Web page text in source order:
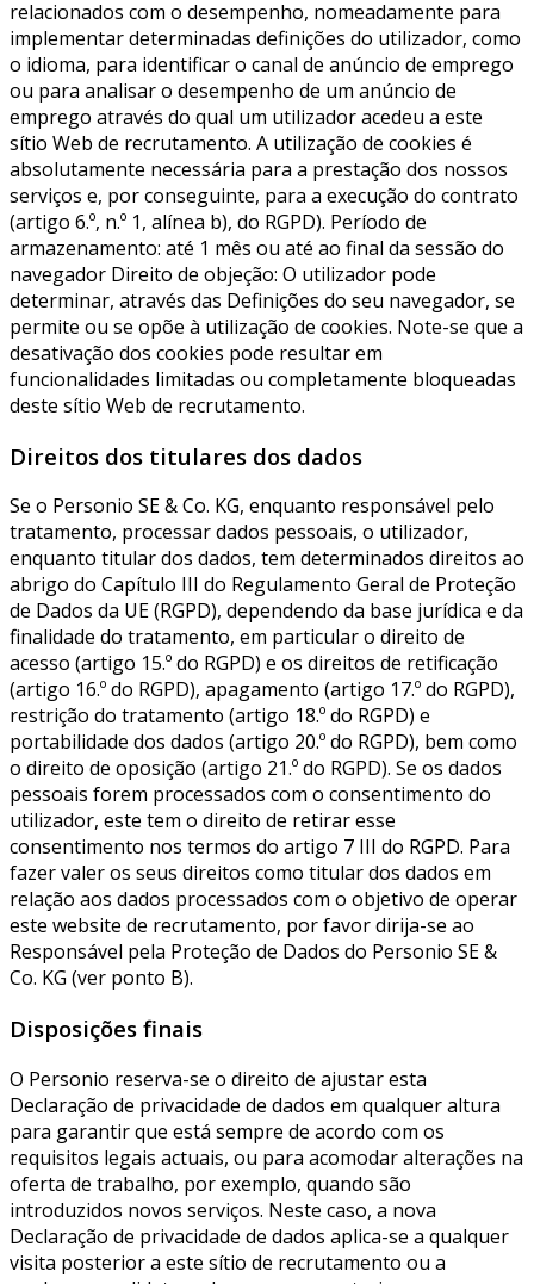
relacionados com o desempenho, nomeadamente para
implementar determinadas definições do utilizador, como
o idioma, para identificar o canal de anúncio de emprego
ou para analisar o desempenho de um anúncio de
emprego através do qual um utilizador acedeu a este
sítio Web de recrutamento. A utilização de cookies é
absolutamente necessária para a prestação dos nossos
serviços e, por conseguinte, para a execução do contrato
(artigo 6.º, n.º 1, alínea b), do RGPD). Período de
armazenamento: até 1 mês ou até ao final da sessão do
navegador Direito de objeção: O utilizador pode
determinar, através das Definições do seu navegador, se
permite ou se opõe à utilização de cookies. Note-se que a
desativação dos cookies pode resultar em
funcionalidades limitadas ou completamente bloqueadas
deste sítio Web de recrutamento.
Direitos dos titulares dos dados
Se o Personio SE & Co. KG, enquanto responsável pelo
tratamento, processar dados pessoais, o utilizador,
enquanto titular dos dados, tem determinados direitos ao
abrigo do Capítulo III do Regulamento Geral de Proteção
de Dados da UE (RGPD), dependendo da base jurídica e da
finalidade do tratamento, em particular o direito de
acesso (artigo 15.º do RGPD) e os direitos de retificação
(artigo 16.º do RGPD), apagamento (artigo 17.º do RGPD),
restrição do tratamento (artigo 18.º do RGPD) e
portabilidade dos dados (artigo 20.º do RGPD), bem como
o direito de oposição (artigo 21.º do RGPD). Se os dados
pessoais forem processados com o consentimento do
utilizador, este tem o direito de retirar esse
consentimento nos termos do artigo 7 III do RGPD. Para
fazer valer os seus direitos como titular dos dados em
relação aos dados processados com o objetivo de operar
este website de recrutamento, por favor dirija-se ao
Responsável pela Proteção de Dados do Personio SE &
Co. KG (ver ponto B).
Disposições finais
O Personio reserva-se o direito de ajustar esta
Declaração de privacidade de dados em qualquer altura
para garantir que está sempre de acordo com os
requisitos legais actuais, ou para acomodar alterações na
oferta de trabalho, por exemplo, quando são
introduzidos novos serviços. Neste caso, a nova
Declaração de privacidade de dados aplica-se a qualquer
visita posterior a este sítio de recrutamento ou a